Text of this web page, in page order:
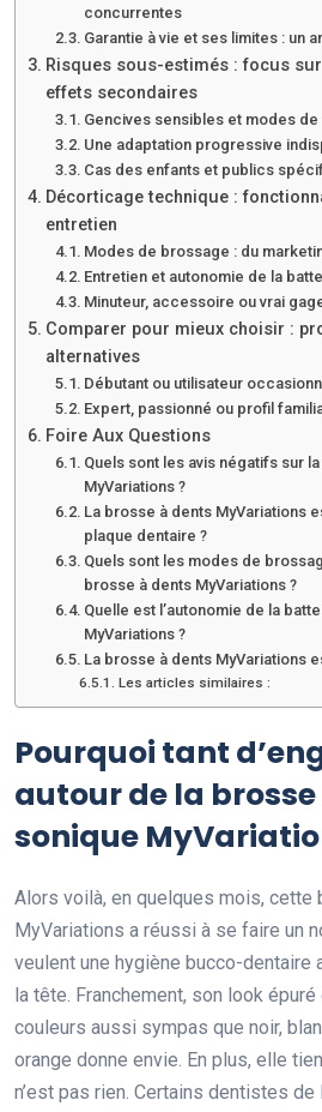
concurrentes
Garantie à vie et ses limites : un
Risques sous-estimés : focus
effets secondaires
Gencives sensibles et modes
Une adaptation progressive
Cas des enfants et publics
Décorticage technique :
entretien
Modes de brossage : du
Entretien et autonomie de la
Minuteur, accessoire ou vrai
Comparer pour mieux choisir :
alternatives
Débutant ou utilisateur
Expert, passionné ou profil
Foire Aux Questions
Quels sont les avis négatifs sur
MyVariations ?
La brosse à dents MyVariations
plaque dentaire ?
Quels sont les modes de
brosse à dents MyVariations ?
Quelle est l’autonomie de la
MyVariations ?
La brosse à dents MyVariations
Les articles similaires :
Pourquoi tant
autour de la
sonique
Alors voilà, en quelques mois, cette
MyVariations a réussi à se faire un
veulent une hygiène bucco-dentaire
la tête. Franchement, son look
couleurs aussi sympas que noir,
orange donne envie. En plus, elle
n’est pas rien. Certains dentistes de